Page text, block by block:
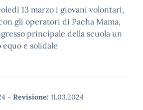
13 marzo i giovani volontari,
gli operatori di Pacha Mama,
principale della scuola un
e solidale
- Revisione: 11.03.2024